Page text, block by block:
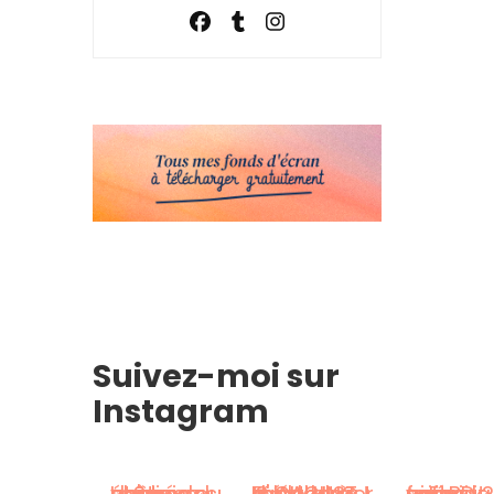
Suivez-moi sur
Instagram